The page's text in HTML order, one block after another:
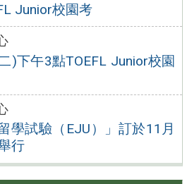
Junior校園考
)下午3點TOEFL Junior校園
學試驗（EJU）」訂於11月
行